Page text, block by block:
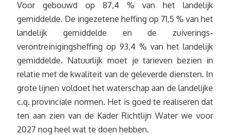
Voor gebouwd op 87,4 % van het landelijk
gemiddelde. De ingezetene heffing op 71,5 % van het
landelijk gemiddelde en de zuiverings-
verontreinigingsheffing op 93,4 % van het landelijk
gemiddelde. Natuurlijk moet je tarieven bezien in
relatie met de kwaliteit van de geleverde diensten. In
grote lijnen voldoet het waterschap aan de landelijke
c.q. provinciale normen. Het is goed te realiseren dat
ten aan zien van de Kader Richtlijn Water we voor
2027 nog heel wat te doen hebben.